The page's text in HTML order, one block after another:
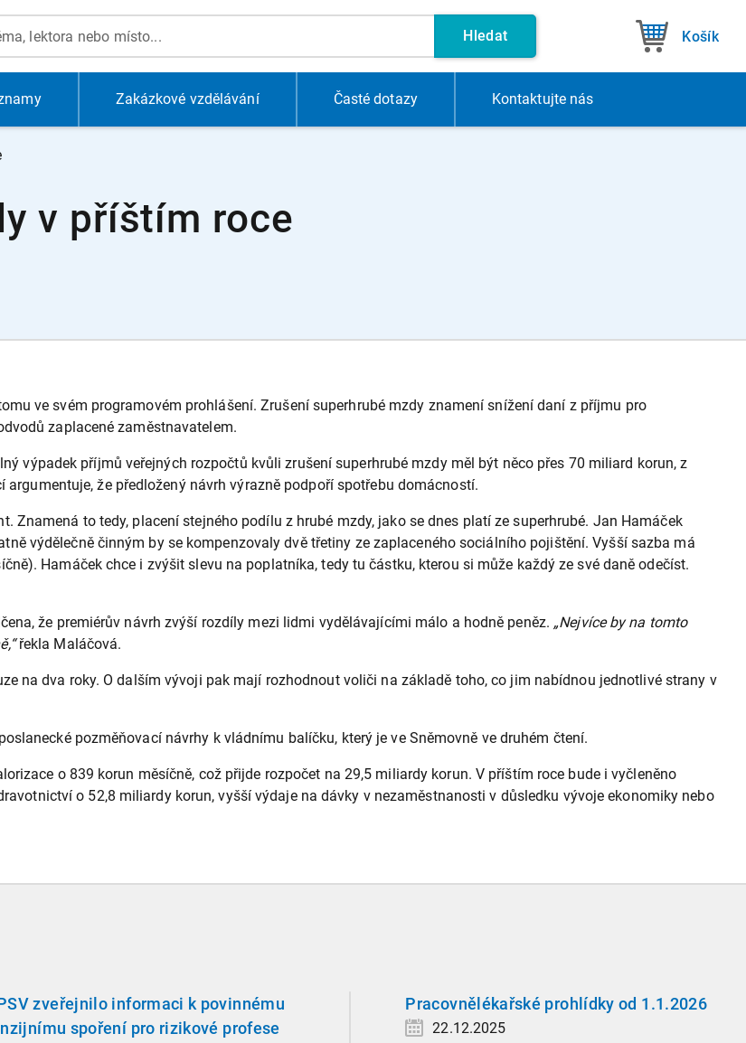
Hledat Košík
Zakázkové vzdělávání Časté dotazy Kontaktujte nás
v příštím roce
ve svém programovém prohlášení. Zrušení superhrubé mzdy znamení snížení daní z příjmu pro
zaplacené zaměstnavatelem.
výpadek příjmů veřejných rozpočtů kvůli zrušení superhrubé mzdy měl být něco přes 70 miliard korun, z
že předložený návrh výrazně podpoří spotřebu domácností.
Znamená to tedy, placení stejného podílu z hrubé mzdy, jako se dnes platí ze superhrubé. Jan Hamáček
výdělečně činným by se kompenzovaly dvě třetiny ze zaplaceného sociálního pojištění. Vyšší sazba má
Hamáček chce i zvýšit slevu na poplatníka, tedy tu částku, kterou si může každý ze své daně odečíst.
že premiérův návrh zvýší rozdíly mezi lidmi vydělávajícími málo a hodně peněz. „Nejvíce by na tomto
řekla Maláčová.
na dva roky. O dalším vývoji pak mají rozhodnout voliči na základě toho, co jim nabídnou jednotlivé strany v
pozměňovací návrhy k vládnímu balíčku, který je ve Sněmovně ve druhém čtení.
o 839 korun měsíčně, což přijde rozpočet na 29,5 miliardy korun. V příštím roce bude i vyčleněno
o 52,8 miliardy korun, vyšší výdaje na dávky v nezaměstnanosti v důsledku vývoje ekonomiky nebo
zveřejnilo informaci k povinnému
spoření pro rizikové profese
Pracovnělékařské prohlídky od 1.1.2026
22.12.2025